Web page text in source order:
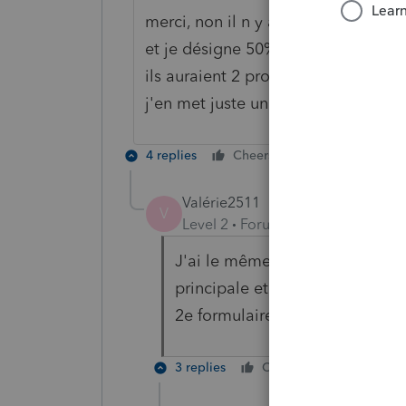
merci, non il n y a qu'une seule
et je désigne 50% avec le conjoint
ils auraient 2 propriétés, y a t il
j'en met juste un a 100% ca
4 replies Cheers
V
Valérie2511
Level 2
Forum|Forum|5 years ago
J'ai le même problème ! J'ai
principale et ensuite remplir la
2e formulaire 2091 #2 que je
3 replies Cheers